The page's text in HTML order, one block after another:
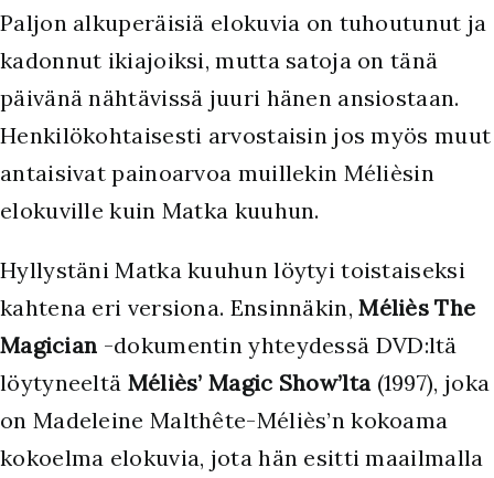
Paljon alkuperäisiä elokuvia on tuhoutunut ja
kadonnut ikiajoiksi, mutta satoja on tänä
päivänä nähtävissä juuri hänen ansiostaan.
Henkilökohtaisesti arvostaisin jos myös muut
antaisivat painoarvoa muillekin Mélièsin
elokuville kuin Matka kuuhun.
Hyllystäni Matka kuuhun löytyi toistaiseksi
kahtena eri versiona. Ensinnäkin,Méliès The
Magician -dokumentin yhteydessä DVD:ltä
löytyneeltä Méliès’ Magic Show’lta (1997), joka
on Madeleine Malthête-Méliès’n kokoama
kokoelma elokuvia, jota hän esitti maailmalla